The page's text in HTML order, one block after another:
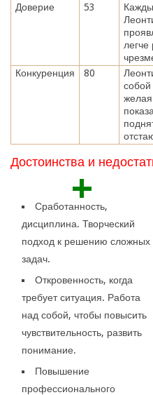
Доверие
53
легче
Конкуренция
80
Достоинства и
+
Сработанность,
дисциплина. Творческий
подход к решению сложных
задач.
Откровенность, когда
требует ситуация. Работа
над собой, чтобы повысить
чувствительность, развить
понимание.
Повышение
профессионального